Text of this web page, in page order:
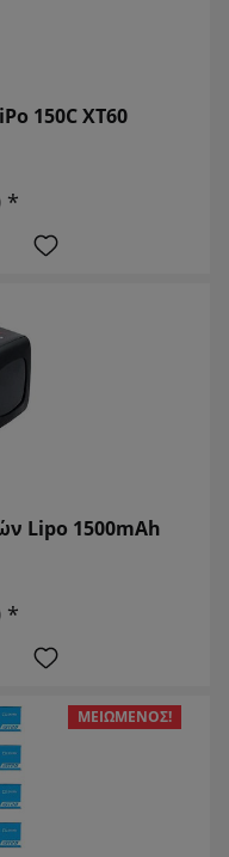
150C XT60
*
Lipo 1500mAh
*
ΜΕΙΩΜΈΝΟΣ!